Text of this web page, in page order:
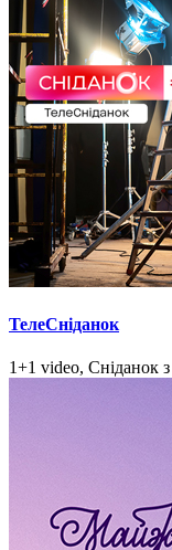
ТелеСніданок
1+1 video, Сніданок